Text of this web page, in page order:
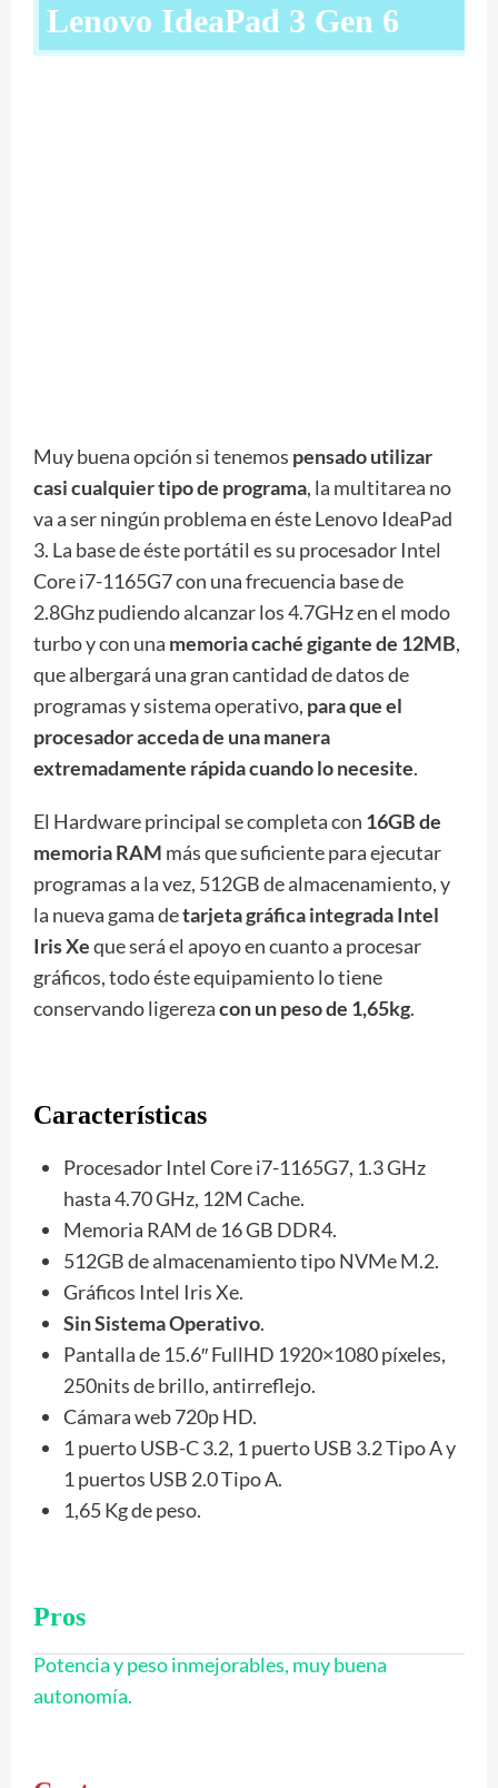
Lenovo IdeaPad 3 Gen 6
Muy buena opción si tenemos pensado utilizar
casi cualquier tipo de programa, la multitarea no
va a ser ningún problema en éste Lenovo IdeaPad
3. La base de éste portátil es su procesador Intel
Core i7-1165G7 con una frecuencia base de
2.8Ghz pudiendo alcanzar los 4.7GHz en el modo
turbo y con una memoria caché gigante de 12MB,
que albergará una gran cantidad de datos de
programas y sistema operativo, para que el
procesador acceda de una manera
extremadamente rápida cuando lo necesite.
El Hardware principal se completa con 16GB de
memoria RAM más que suficiente para ejecutar
programas a la vez, 512GB de almacenamiento, y
la nueva gama detarjeta gráfica integrada Intel
Iris Xeque será el apoyo en cuanto a procesar
gráficos, todo éste equipamiento lo tiene
conservando ligerezacon un peso de 1,65kg.
Características
Procesador Intel Core i7-1165G7, 1.3 GHz
hasta 4.70 GHz, 12M Cache.
Memoria RAM de 16 GB DDR4.
512GB de almacenamiento tipo NVMe M.2.
Gráficos Intel Iris Xe.
Sin Sistema Operativo.
Pantalla de 15.6″ FullHD 1920×1080 píxeles,
250nits de brillo, antirreflejo.
Cámara web 720p HD.
1 puerto USB-C 3.2, 1 puerto USB 3.2 Tipo A y
1 puertos USB 2.0 Tipo A.
1,65 Kg de peso.
Pros
Potencia y peso inmejorables, muy buena
autonomía.